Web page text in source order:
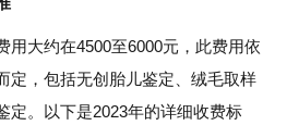
用大约在4500至6000元，此费用依
定，包括无创胎儿鉴定、绒毛取样
定。以下是2023年的详细收费标